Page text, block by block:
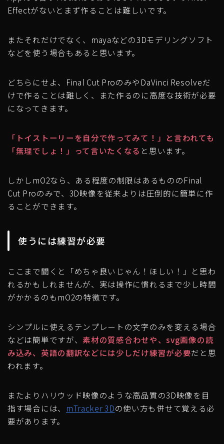
Effectがないとまず作ることは難しいです。
またそれだけでなく、mayaなどの3Dモデリングソフト
などを使う場合もあると思います。
どちらにせよ、 Final Cut ProのみやDaVinci Resolveだ
けで作ることは難しく、また作るのに高度な技術が必要
になってきます。
「トイストーリーを自分で作ってみて！」と言われても
「無理でしょ！」って言いたくなる と思います。
しかしmO2なら、ある程度の制限はあるもののFinal
Cut Proのみで、 3D映像を従来よりは圧倒的に簡単に作
ることができます。
使うには練習が必要
ここまで聞くと「めちゃ良いじゃん！ほしい！」と思わ
れるかもしれませんが、実は操作に慣れるまで少し時間
がかかるのもmO2の特徴です。
シンプルに使えるテンプレートの文字のみを変える場合
などは簡単ですが、 素材の質感合わせや、svg画像の読
み込み、英語の翻訳などには少しだけ練習が必要だと思
われます。
またよりハリウッド映像のような高品質の3D映像を目
指す場合には、 mTracker 3Dの使い方も併せて覚える必
要があります。